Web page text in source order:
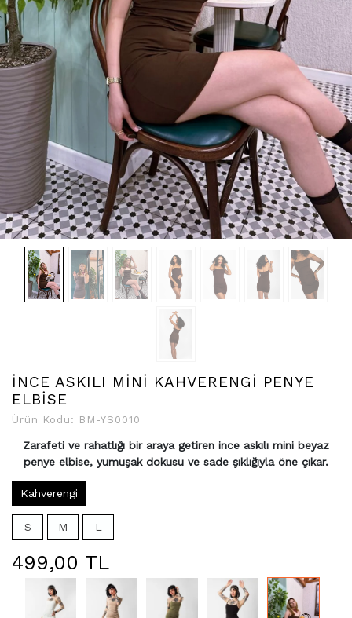
İNCE ASKILI MİNİ KAHVERENGİ PENYE
ELBİSE
Ürün Kodu: BM-YS0010
Zarafeti ve rahatlığı bir araya getiren ince askılı mini beyaz
penye elbise, yumuşak dokusu ve sade şıklığıyla öne çıkar.
Kahverengi
S M L
499,00 TL